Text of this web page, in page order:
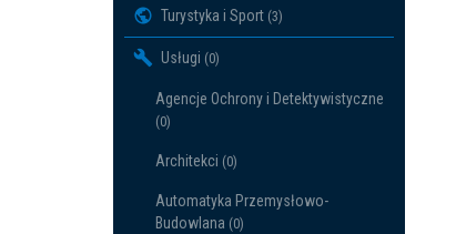
Turystyka i Sport (3)
Usługi (0)
Agencje Ochrony i Detektywistyczne
(0)
Architekci (0)
Automatyka Przemysłowo-
Budowlana (0)